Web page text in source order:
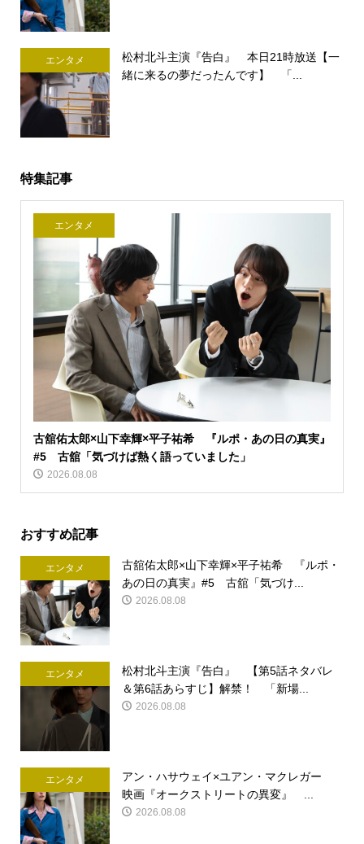
エンタメ
松村北斗主演『告白』 本日21時放送【一
緒に来るの夢だったんです】 「...
特集記事
エンタメ
古舘佑太郎×山下幸輝×平子祐希 『ルポ・あの日の真実』
#5 古舘「気づけば熱く語っていました」
2026.08.08
おすすめ記事
エンタメ
古舘佑太郎×山下幸輝×平子祐希 『ルポ・
あの日の真実』#5 古舘「気づけ...
2026.08.08
エンタメ
松村北斗主演『告白』 【第5話ネタバレ
＆第6話あらすじ】解禁！ 「新場...
2026.08.08
エンタメ
アン・ハサウェイ×ユアン・マクレガー
映画『オークストリートの異変』 ...
2026.08.08